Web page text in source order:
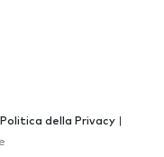
Politica della Privacy